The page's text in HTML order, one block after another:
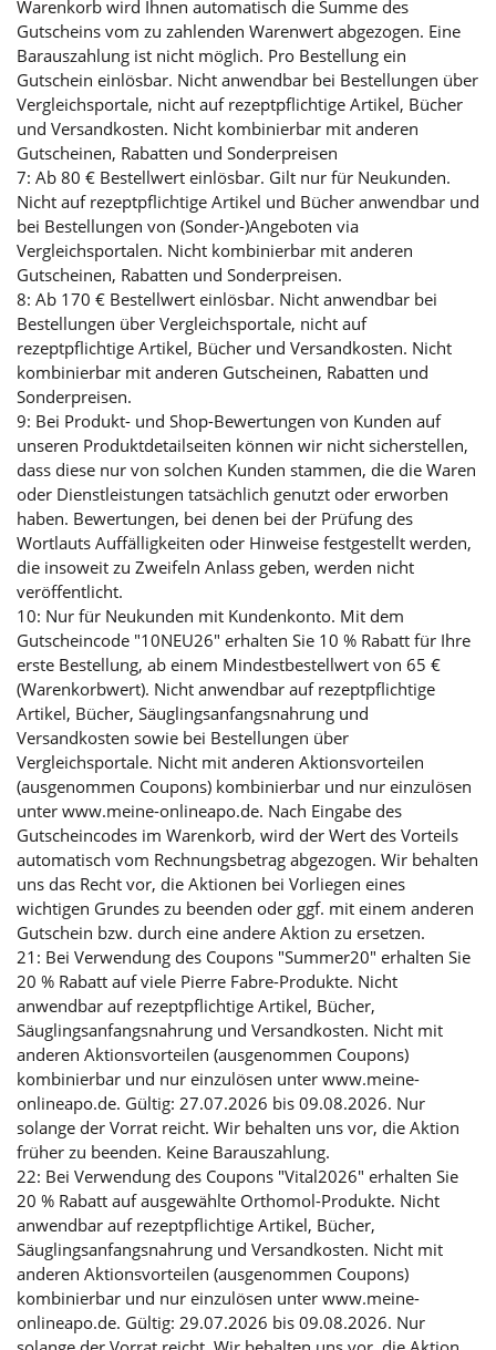
Warenkorb wird Ihnen automatisch die Summe des
Gutscheins vom zu zahlenden Warenwert abgezogen. Eine
Barauszahlung ist nicht möglich. Pro Bestellung ein
Gutschein einlösbar. Nicht anwendbar bei Bestellungen über
Vergleichsportale, nicht auf rezeptpflichtige Artikel, Bücher
und Versandkosten. Nicht kombinierbar mit anderen
Gutscheinen, Rabatten und Sonderpreisen
7: Ab 80 € Bestellwert einlösbar. Gilt nur für Neukunden.
Nicht auf rezeptpflichtige Artikel und Bücher anwendbar und
bei Bestellungen von (Sonder-)Angeboten via
Vergleichsportalen. Nicht kombinierbar mit anderen
Gutscheinen, Rabatten und Sonderpreisen.
8: Ab 170 € Bestellwert einlösbar. Nicht anwendbar bei
Bestellungen über Vergleichsportale, nicht auf
rezeptpflichtige Artikel, Bücher und Versandkosten. Nicht
kombinierbar mit anderen Gutscheinen, Rabatten und
Sonderpreisen.
9: Bei Produkt- und Shop-Bewertungen von Kunden auf
unseren Produktdetailseiten können wir nicht sicherstellen,
dass diese nur von solchen Kunden stammen, die die Waren
oder Dienstleistungen tatsächlich genutzt oder erworben
haben. Bewertungen, bei denen bei der Prüfung des
Wortlauts Auffälligkeiten oder Hinweise festgestellt werden,
die insoweit zu Zweifeln Anlass geben, werden nicht
veröffentlicht.
10: Nur für Neukunden mit Kundenkonto. Mit dem
Gutscheincode "10NEU26" erhalten Sie 10 % Rabatt für Ihre
erste Bestellung, ab einem Mindestbestellwert von 65 €
(Warenkorbwert). Nicht anwendbar auf rezeptpflichtige
Artikel, Bücher, Säuglingsanfangsnahrung und
Versandkosten sowie bei Bestellungen über
Vergleichsportale. Nicht mit anderen Aktionsvorteilen
(ausgenommen Coupons) kombinierbar und nur einzulösen
unter www.meine-onlineapo.de. Nach Eingabe des
Gutscheincodes im Warenkorb, wird der Wert des Vorteils
automatisch vom Rechnungsbetrag abgezogen. Wir behalten
uns das Recht vor, die Aktionen bei Vorliegen eines
wichtigen Grundes zu beenden oder ggf. mit einem anderen
Gutschein bzw. durch eine andere Aktion zu ersetzen.
21: Bei Verwendung des Coupons "Summer20" erhalten Sie
20 % Rabatt auf viele Pierre Fabre-Produkte. Nicht
anwendbar auf rezeptpflichtige Artikel, Bücher,
Säuglingsanfangsnahrung und Versandkosten. Nicht mit
anderen Aktionsvorteilen (ausgenommen Coupons)
kombinierbar und nur einzulösen unter www.meine-
onlineapo.de. Gültig: 27.07.2026 bis 09.08.2026. Nur
solange der Vorrat reicht. Wir behalten uns vor, die Aktion
früher zu beenden. Keine Barauszahlung.
22: Bei Verwendung des Coupons "Vital2026" erhalten Sie
20 % Rabatt auf ausgewählte Orthomol-Produkte. Nicht
anwendbar auf rezeptpflichtige Artikel, Bücher,
Säuglingsanfangsnahrung und Versandkosten. Nicht mit
anderen Aktionsvorteilen (ausgenommen Coupons)
kombinierbar und nur einzulösen unter www.meine-
onlineapo.de. Gültig: 29.07.2026 bis 09.08.2026. Nur